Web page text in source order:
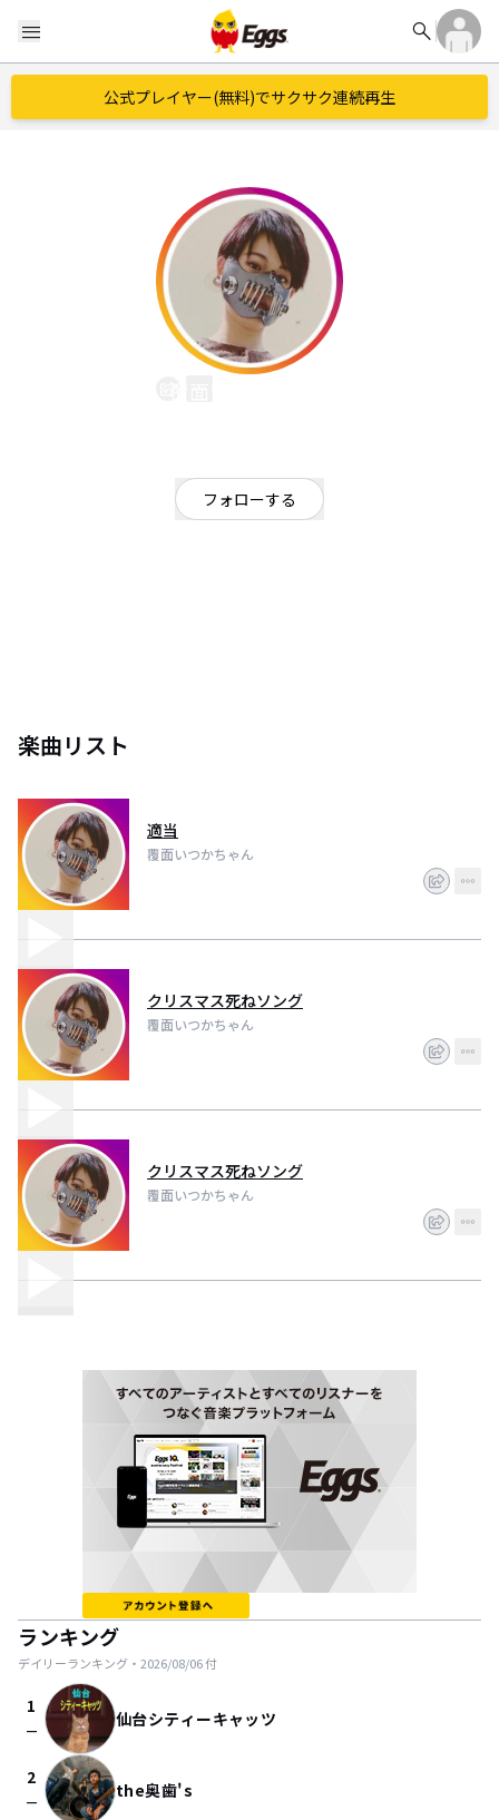
menu search
公式プレイヤー(無料)でサクサク連続再生
フォローする
楽曲リスト
適当
覆面いつかちゃん
クリスマス死ねソング
覆面いつかちゃん
クリスマス死ねソング
覆面いつかちゃん
ランキング
デイリーランキング・ 2026/08/06付
1
check_indeterminate_small 仙台シティーキャッツ
2
check_indeterminate_small the奥歯's